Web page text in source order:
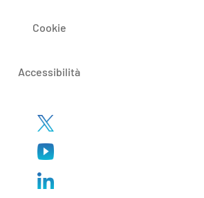
Cookie
Accessibilità